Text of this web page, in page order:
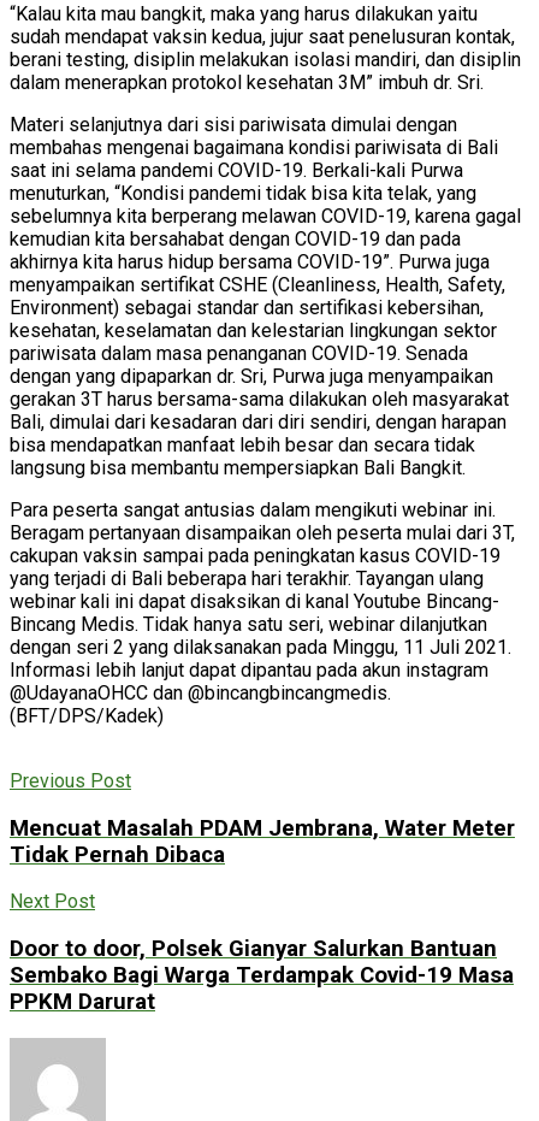
“Kalau kita mau bangkit, maka yang harus dilakukan yaitu
sudah mendapat vaksin kedua, jujur saat penelusuran kontak,
berani testing, disiplin melakukan isolasi mandiri, dan disiplin
dalam menerapkan protokol kesehatan 3M” imbuh dr. Sri.
Materi selanjutnya dari sisi pariwisata dimulai dengan
membahas mengenai bagaimana kondisi pariwisata di Bali
saat ini selama pandemi COVID-19. Berkali-kali Purwa
menuturkan, “Kondisi pandemi tidak bisa kita telak, yang
sebelumnya kita berperang melawan COVID-19, karena gagal
kemudian kita bersahabat dengan COVID-19 dan pada
akhirnya kita harus hidup bersama COVID-19”. Purwa juga
menyampaikan sertifikat CSHE (Cleanliness, Health, Safety,
Environment) sebagai standar dan sertifikasi kebersihan,
kesehatan, keselamatan dan kelestarian lingkungan sektor
pariwisata dalam masa penanganan COVID-19. Senada
dengan yang dipaparkan dr. Sri, Purwa juga menyampaikan
gerakan 3T harus bersama-sama dilakukan oleh masyarakat
Bali, dimulai dari kesadaran dari diri sendiri, dengan harapan
bisa mendapatkan manfaat lebih besar dan secara tidak
langsung bisa membantu mempersiapkan Bali Bangkit.
Para peserta sangat antusias dalam mengikuti webinar ini.
Beragam pertanyaan disampaikan oleh peserta mulai dari 3T,
cakupan vaksin sampai pada peningkatan kasus COVID-19
yang terjadi di Bali beberapa hari terakhir. Tayangan ulang
webinar kali ini dapat disaksikan di kanal Youtube Bincang-
Bincang Medis. Tidak hanya satu seri, webinar dilanjutkan
dengan seri 2 yang dilaksanakan pada Minggu, 11 Juli 2021.
Informasi lebih lanjut dapat dipantau pada akun instagram
@UdayanaOHCC dan @bincangbincangmedis.
(BFT/DPS/Kadek)
Previous Post
Mencuat Masalah PDAM Jembrana, Water Meter
Tidak Pernah Dibaca
Next Post
Door to door, Polsek Gianyar Salurkan Bantuan
Sembako Bagi Warga Terdampak Covid-19 Masa
PPKM Darurat